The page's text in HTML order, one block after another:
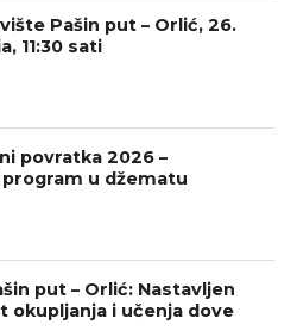
Pašin put – Orlić, 26.
11:30 sati
povratka 2026 –
u džematu
put – Orlić: Nastavljen
okupljanja i učenja dove